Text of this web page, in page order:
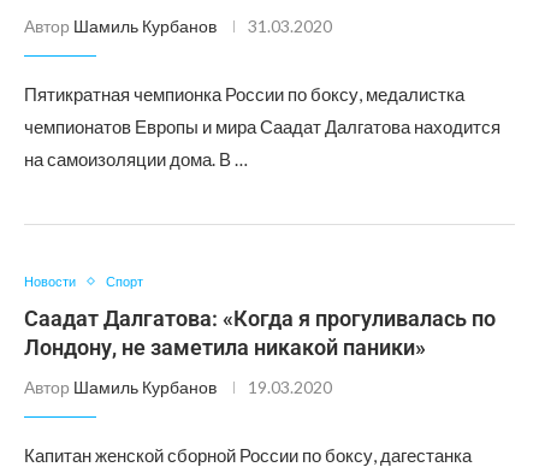
Автор Шамиль Курбанов 31.03.2020
Пятикратная чемпионка России по боксу, медалистка
чемпионатов Европы и мира Саадат Далгатова находится
на самоизоляции дома. В …
Новости Спорт
Саадат Далгатова: «Когда я прогуливалась по
Лондону, не заметила никакой паники»
Автор Шамиль Курбанов 19.03.2020
Капитан женской сборной России по боксу, дагестанка